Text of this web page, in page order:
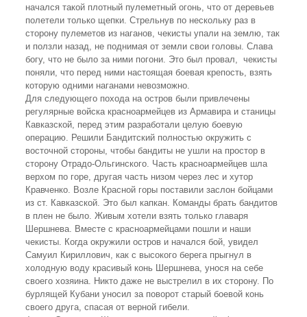
начался такой плотный пулеметный огонь, что от деревьев
полетели только щепки. Стрельнув по нескольку раз в
сторону пулеметов из наганов, чекисты упали на землю, так
и ползли назад, не поднимая от земли свои головы. Слава
богу, что не было за ними погони. Это был провал, чекисты
поняли, что перед ними настоящая боевая крепость, взять
которую одними наганами невозможно.
Для следующего похода на остров были привлечены
регулярные войска красноармейцев из Армавира и станицы
Кавказской, перед этим разработали целую боевую
операцию. Решили Бандитский полностью окружить с
восточной стороны, чтобы бандиты не ушли на простор в
сторону Отрадо-Ольгинского. Часть красноармейцев шла
верхом по горе, другая часть низом через лес и хутор
Кравченко. Возле Красной горы поставили заслон бойцами
из ст. Кавказской. Это был капкан. Команды брать бандитов
в плен не было. Живым хотели взять только главаря
Шершнева. Вместе с красноармейцами пошли и наши
чекисты. Когда окружили остров и начался бой, увидел
Самуил Кириллович, как с высокого берега прыгнул в
холодную воду красивый конь Шершнева, унося на себе
своего хозяина. Никто даже не выстрелил в их сторону. По
бурлящей Кубани уносил за поворот старый боевой конь
своего друга, спасая от верной гибели.